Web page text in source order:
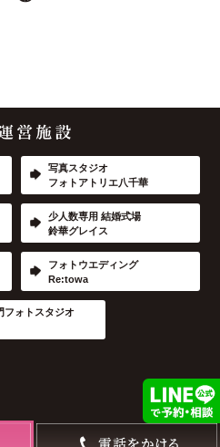
写真スタジオ
フォトアトリエ八千華
少人数専用 結婚式場
鈴華グレイス
フォトウエディング
Re:towa
フォトスタジオ